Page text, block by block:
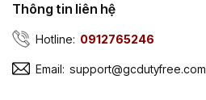
Thông tin liên hệ
Hotline: 0912765246
Email: support@gcdutyfree.com